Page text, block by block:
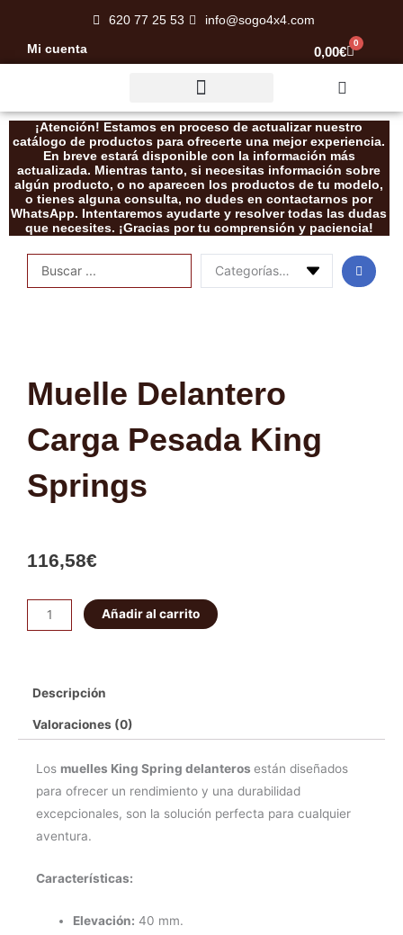
contenido
620 77 25 53 info@sogo4x4.com
Mi cuenta 0,00€
0
Carrito
¡Atención! Estamos en proceso de actualizar nuestro
catálogo de productos para ofrecerte una mejor experiencia.
En breve estará disponible con la información más
actualizada. Mientras tanto, si necesitas información sobre
algún producto, o no aparecen los productos de tu modelo,
o tienes alguna consulta, no dudes en contactarnos por
WhatsApp. Intentaremos ayudarte y resolver todas las dudas
que necesites. ¡Gracias por tu comprensión y paciencia!
Search
...
Muelle Delantero
Carga Pesada King
Springs
116,58€
Muelle
Delantero
King
Springs
cantidad
Añadir al carrito
Descripción
Valoraciones (0)
Los muelles King Spring delanteros están diseñados
para ofrecer un rendimiento y una durabilidad
excepcionales, son la solución perfecta para cualquier
aventura.
Características:
Elevación: 40 mm.